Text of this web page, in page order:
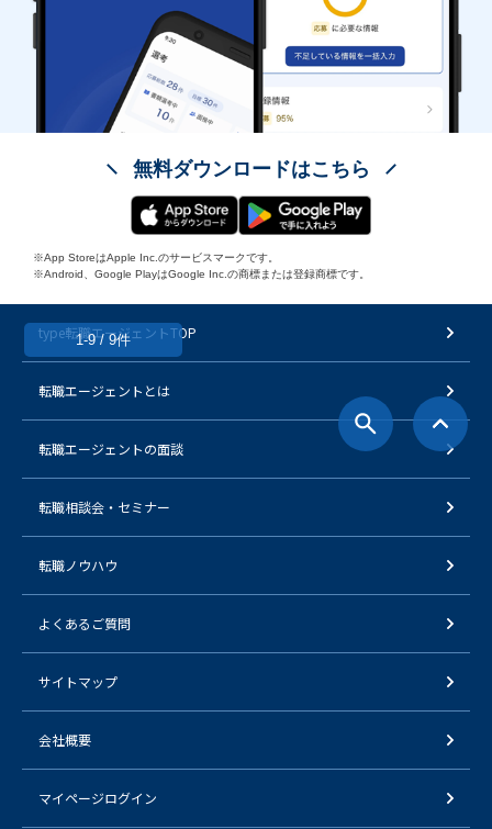
1-9 / 9件
無料ダウンロードはこちら
※App StoreはApple Inc.のサービスマークです。
※Android、Google PlayはGoogle Inc.の商標または登録商標です。
type転職エージェントTOP
転職エージェントとは
転職エージェントの面談
転職相談会・セミナー
転職ノウハウ
よくあるご質問
サイトマップ
会社概要
マイページログイン